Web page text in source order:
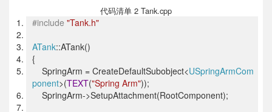
代码清单 2 Tank.cpp
#include "Tank.h"
ATank::ATank()
{
SpringArm = CreateDefaultSubobject<USpringArmCom
ponent>(TEXT("Spring Arm"));
SpringArm->SetupAttachment(RootComponent);